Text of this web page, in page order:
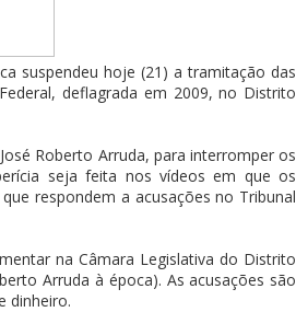
suspendeu hoje (21) a tramitação das
deflagrada em 2009, no Distrito
Roberto Arruda, para interromper os
seja feita nos vídeos em que os
respondem a acusações no Tribunal
na Câmara Legislativa do Distrito
Arruda à época). As acusações são
dinheiro.